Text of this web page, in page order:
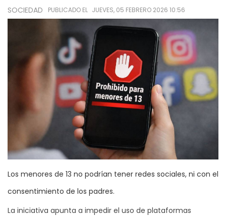
SOCIEDAD PUBLICADO EL JUEVES, 05 FEBRERO 2026 10:56
Los menores de 13 no podrían tener redes sociales, ni con el
consentimiento de los padres.
La iniciativa apunta a impedir el uso de plataformas